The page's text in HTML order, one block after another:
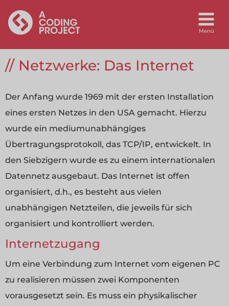
Netzwerke: Das Internet
Der Anfang wurde 1969 mit der ersten Installation
eines ersten Netzes in den USA gemacht. Hierzu
wurde ein mediumunabhängiges
Übertragungsprotokoll, das TCP/IP, entwickelt. In
den Siebzigern wurde es zu einem internationalen
Datennetz ausgebaut. Das Internet ist offen
organisiert, d.h., es besteht aus vielen
unabhängigen Netzteilen, die jeweils für sich
organisiert und kontrolliert werden.
Internetzugang
Um eine Verbindung zum Internet vom eigenen PC
zu realisieren müssen zwei Komponenten
vorausgesetzt sein. Es muss ein physikalischer